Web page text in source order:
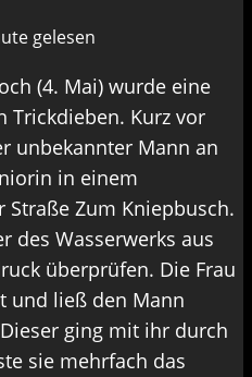
gelesen
(4. Mai) wurde eine
Trickdieben. Kurz vor
unbekannter Mann an
in einem
Zum Kniepbusch.
des Wasserwerks aus
überprüfen. Die Frau
und ließ den Mann
ging mit ihr durch
sie mehrfach das